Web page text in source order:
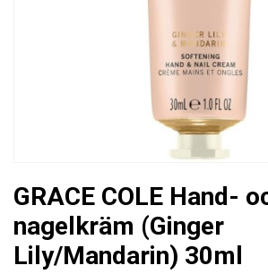
GRACE COLE Hand-
nagelkräm (Ginger
Lily/Mandarin) 30ml